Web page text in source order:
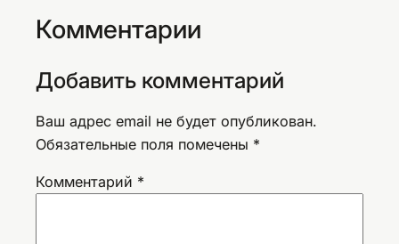
Комментарии
Добавить комментарий
Ваш адрес email не будет опубликован.
Обязательные поля помечены *
Комментарий *